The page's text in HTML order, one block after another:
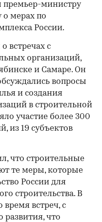
премьер-министру
о мерах по
России.
встречах с
организаций,
и Самаре. Он
вопросы
и создания
в строительной
участие более 300
из 19 субъектов
что строительные
те меры, которые
России для
строительства. В
время встреч, с
развития, что